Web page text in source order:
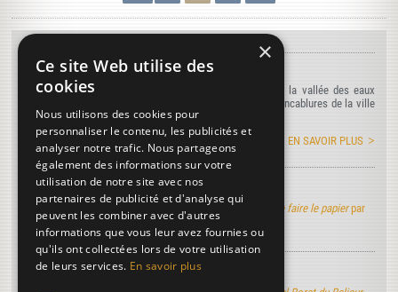
L'agenda du moulin
Rendez-nous visite tout au long de l'année au creux de la vallée des eaux
claires à Puymoyen au coeur de la Charente à quelques encablures de la ville
d'Angoulême...
EN SAVOIR PLUS
Art de faire le papier
Découvrez la version électronique de l'ouvrage Art de faire le papierpar
M. de Lalande
Manuel Roret du Relieur
×
Ce site Web utilise des
cookies
Nous utilisons des cookies pour
personnaliser le contenu, les publicités et
analyser notre trafic. Nous partageons
également des informations sur votre
utilisation de notre site avec nos
partenaires de publicité et d'analyse qui
peuvent les combiner avec d'autres
informations que vous leur avez fournies ou
qu'ils ont collectées lors de votre utilisation
de leurs services. En savoir plus